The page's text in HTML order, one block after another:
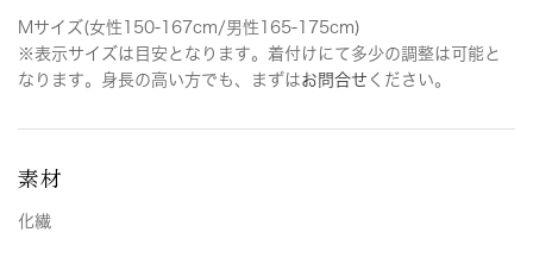
Mサイズ(女性150-167cm/男性165-175cm)
※表示サイズは目安となります。着付けにて多少の調整は可能と
なります。身長の高い方でも、まずはお問合せ ください。
素材
化繊